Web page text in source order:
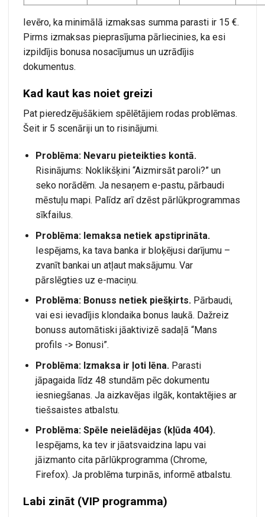
Ievēro, ka minimālā izmaksas summa parasti ir 15 €.
Pirms izmaksas pieprasījuma pārliecinies, ka esi
izpildījis bonusa nosacījumus un uzrādījis
dokumentus.
Kad kaut kas noiet greizi
Pat pieredzējušākiem spēlētājiem rodas problēmas.
Šeit ir 5 scenāriji un to risinājumi.
Problēma: Nevaru pieteikties kontā.
Risinājums: Noklikšķini “Aizmirsāt paroli?” un
seko norādēm. Ja nesaņem e-pastu, pārbaudi
mēstuļu mapi. Palīdz arī dzēst pārlūkprogrammas
sīkfailus.
Problēma: Iemaksa netiek apstiprināta.
Iespējams, ka tava banka ir bloķējusi darījumu –
zvanīt bankai un atļaut maksājumu. Var
pārslēgties uz e-maciņu.
Problēma: Bonuss netiek piešķirts.Pārbaudi,
vai esi ievadījis klondaika bonus laukā. Dažreiz
bonuss automātiski jāaktivizē sadaļā “Mans
profils -> Bonusi”.
Problēma: Izmaksa ir ļoti lēna. Parasti
jāpagaida līdz 48 stundām pēc dokumentu
iesniegšanas. Ja aizkavējas ilgāk, kontaktējies ar
tiešsaistes atbalstu.
Problēma: Spēle neielādējas (kļūda 404).
Iespējams, ka tev ir jāatsvaidzina lapu vai
jāizmanto cita pārlūkprogramma (Chrome,
Firefox). Ja problēma turpinās, informē atbalstu.
Labi zināt (VIP programma)